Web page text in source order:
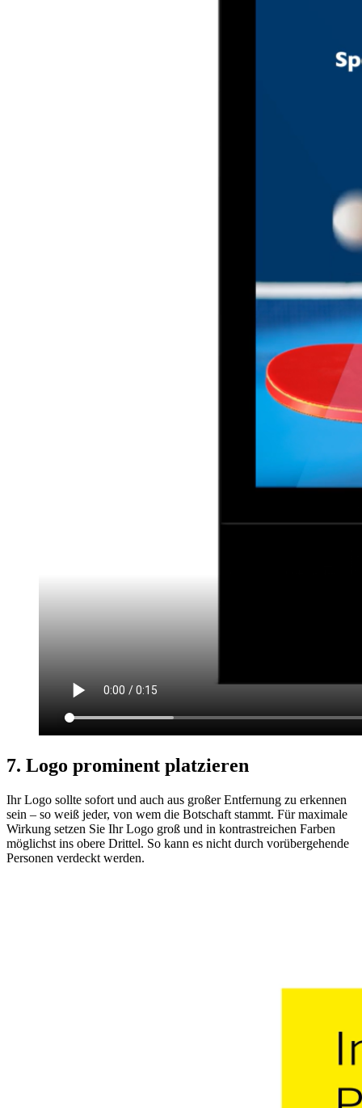
7. Logo prominent platzieren
Ihr Logo sollte sofort und auch aus großer Entfernung zu erkennen
sein – so weiß jeder, von wem die Botschaft stammt. Für maximale
Wirkung setzen Sie Ihr Logo groß und in kontrastreichen Farben
möglichst ins obere Drittel. So kann es nicht durch vorübergehende
Personen verdeckt werden.